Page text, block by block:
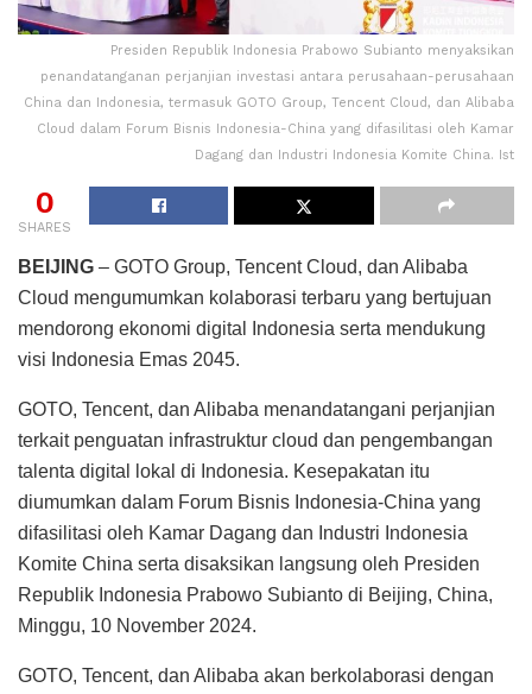
Presiden Republik Indonesia Prabowo Subianto menyaksikan
penandatanganan perjanjian investasi antara perusahaan-perusahaan
China dan Indonesia, termasuk GOTO Group, Tencent Cloud, dan Alibaba
Cloud dalam Forum Bisnis Indonesia-China yang difasilitasi oleh Kamar
Dagang dan Industri Indonesia Komite China. Ist
0
SHARES
BEIJING – GOTO Group, Tencent Cloud, dan Alibaba
Cloud mengumumkan kolaborasi terbaru yang bertujuan
mendorong ekonomi digital Indonesia serta mendukung
visi Indonesia Emas 2045.
GOTO, Tencent, dan Alibaba menandatangani perjanjian
terkait penguatan infrastruktur cloud dan pengembangan
talenta digital lokal di Indonesia. Kesepakatan itu
diumumkan dalam Forum Bisnis Indonesia-China yang
difasilitasi oleh Kamar Dagang dan Industri Indonesia
Komite China serta disaksikan langsung oleh Presiden
Republik Indonesia Prabowo Subianto di Beijing, China,
Minggu, 10 November 2024.
GOTO, Tencent, dan Alibaba akan berkolaborasi dengan